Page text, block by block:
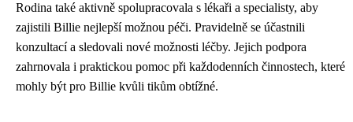
Rodina také aktivně spolupracovala s lékaři a specialisty, aby
zajistili Billie nejlepší možnou péči. Pravidelně se účastnili
konzultací a sledovali nové možnosti léčby. Jejich podpora
zahrnovala i praktickou pomoc při každodenních činnostech, které
mohly být pro Billie kvůli tikům obtížné.